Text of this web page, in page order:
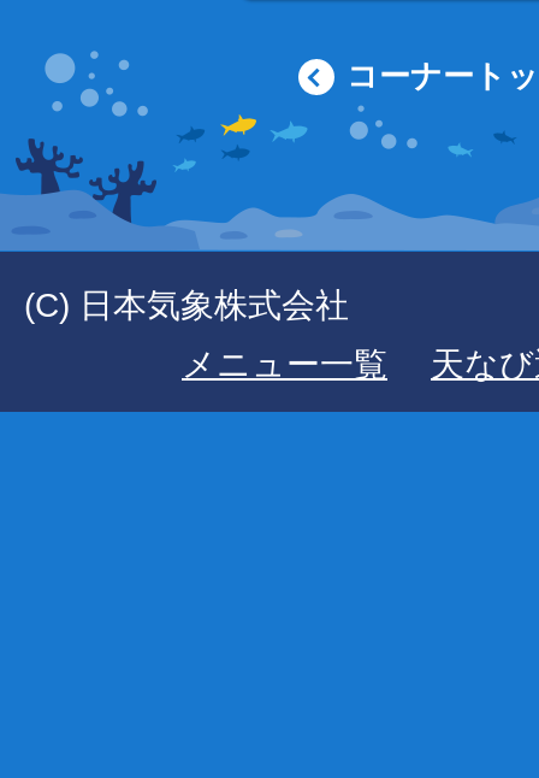
コーナート
(C) 日本気象株式会社
メニュー一覧
天な